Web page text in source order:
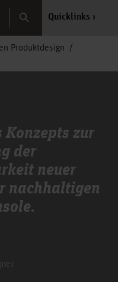
Search Quicklinks
Produktdesign
zur
der
neuer
nachhaltigen